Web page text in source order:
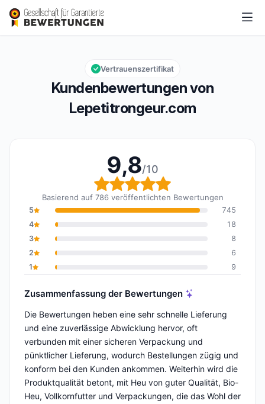
Lepetitrongeur.com
Gesamtbewertung: 9,8 von 10
9,8/10
Kundenbewertungen von
Lepetitrongeur.com
Vertrauenszertifikat
9,8/10
Gesamtbewertung: 9,8
Basierend auf 786 veröffentlichten Bewertungen
5
745
4
18
3
8
2
6
1
9
Zusammenfassung der Bewertungen
Die Bewertungen heben eine sehr schnelle Lieferung
und eine zuverlässige Abwicklung hervor, oft
verbunden mit einer sicheren Verpackung und
pünktlicher Lieferung, wodurch Bestellungen zügig und
konform bei den Kunden ankommen. Weiterhin wird die
Produktqualität betont, mit Heu von guter Qualität, Bio-
Heu, Vollkornfutter und Verpackungen, die das Wohl der